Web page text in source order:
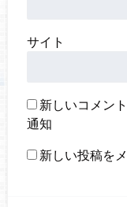
サイト
新しいコメン
通知
新しい投稿を